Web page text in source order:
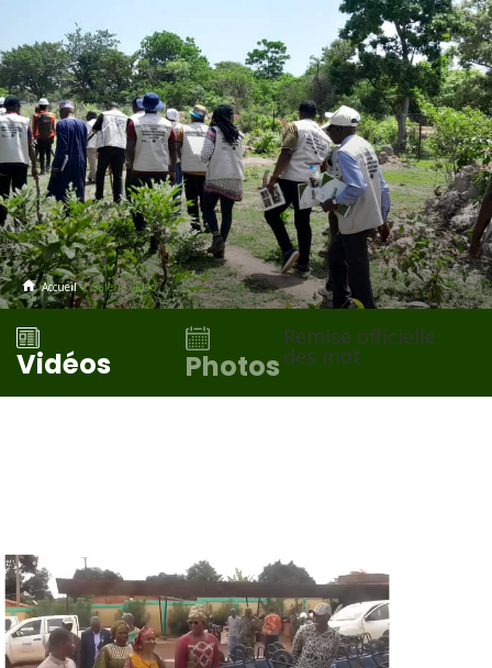
Accueil> Galerie vidéo
Vidéos Photos
Remise officielle
des mot